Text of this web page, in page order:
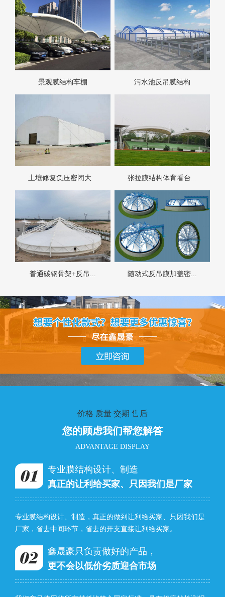
景观膜结构车棚 污水池反吊膜结构
土壤修复负压密闭大... 张拉膜结构体育看台...
普通碳钢骨架+反吊... 随动式反吊膜加盖密...
价格 质量 交期 售后
您的顾虑我们帮您解答
ADVANTAGE DISPLAY
专业膜结构设计、制造
真正的让利给买家、只因我们是厂家
专业膜结构设计、制造，真正的做到让利给买家、只因我们是
厂家，省去中间环节，省去的开支直接让利给买家。
鑫晟豪只负责做好的产品，
更不会以低价劣质迎合市场